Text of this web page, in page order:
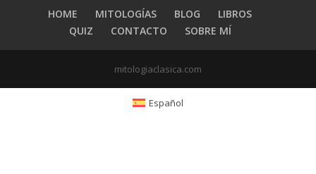
HOME MITOLOGÍAS BLOG
LIBROS
QUIZ
CONTACTO SOBRE MÍ
mitologiaclasica.com
Español